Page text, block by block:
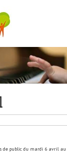
de public du mardi 6 avril